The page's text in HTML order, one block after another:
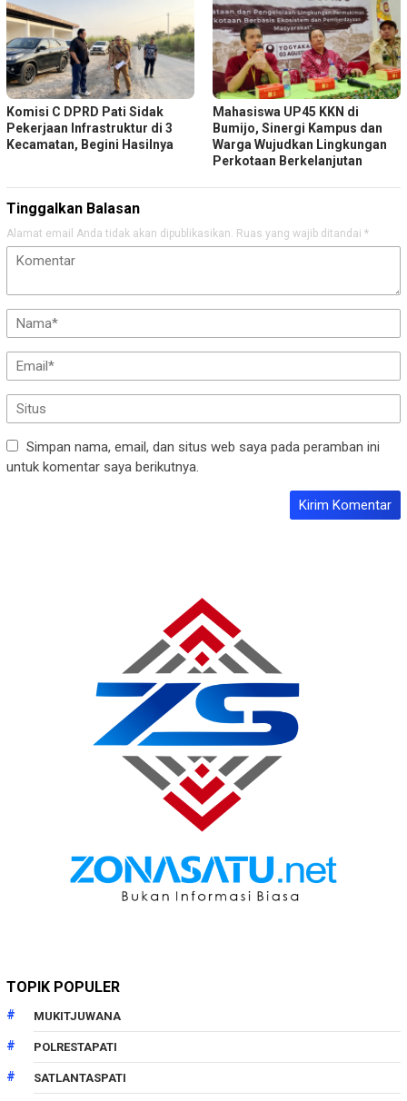
Komisi C DPRD Pati Sidak
Pekerjaan Infrastruktur di 3
Kecamatan, Begini Hasilnya
Mahasiswa UP45 KKN di
Bumijo, Sinergi Kampus dan
Warga Wujudkan Lingkungan
Perkotaan Berkelanjutan
Tinggalkan Balasan
Alamat email Anda tidak akan dipublikasikan. Ruas yang wajib ditandai *
Simpan nama, email, dan situs web saya pada peramban ini
untuk komentar saya berikutnya.
TOPIK POPULER
MUKITJUWANA
POLRESTAPATI
SATLANTASPATI